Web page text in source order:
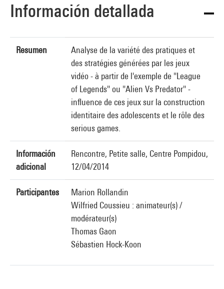
Información detallada
Resumen
Analyse de la variété des pratiques et
des stratégies générées par les jeux
vidéo - à partir de l'exemple de "League
of Legends" ou "Alien Vs Predator" -
influence de ces jeux sur la construction
identitaire des adolescents et le rôle des
serious games.
Información
adicional
Rencontre, Petite salle, Centre Pompidou,
12/04/2014
Participantes
Marion Rollandin
Wilfried Coussieu : animateur(s) /
modérateur(s)
Thomas Gaon
Sébastien Hock-Koon